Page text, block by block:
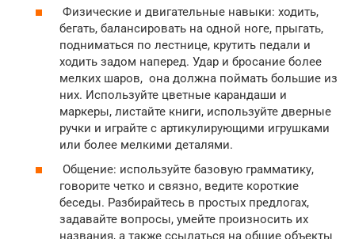
Физические и двигательные навыки: ходить,
бегать, балансировать на одной ноге, прыгать,
подниматься по лестнице, крутить педали и
ходить задом наперед. Удар и бросание более
мелких шаров, она должна поймать большие из
них. Используйте цветные карандаши и
маркеры, листайте книги, используйте дверные
ручки и играйте с артикулирующими игрушками
или более мелкими деталями.
Общение: используйте базовую грамматику,
говорите четко и связно, ведите короткие
беседы. Разбирайтесь в простых предлогах,
задавайте вопросы, умейте произносить их
названия, а также ссылаться на общие объекты